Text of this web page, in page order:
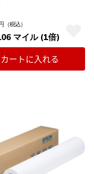
（税込）
マイル (1倍)
カートに入れる